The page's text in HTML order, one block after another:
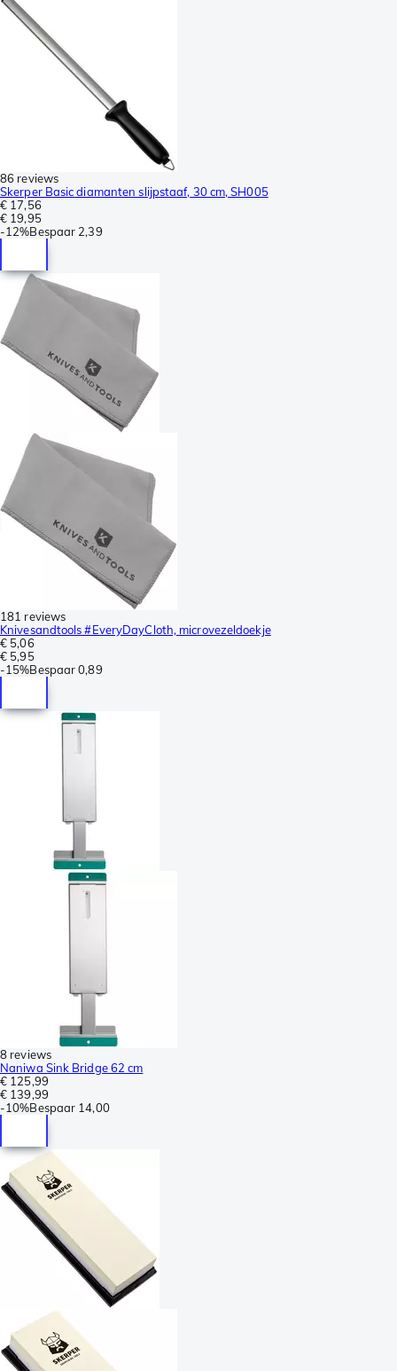
86 reviews
Skerper Basic diamanten slijpstaaf, 30 cm, SH005
€ 17,56
€ 19,95
-12%Bespaar 2,39
181 reviews
Knivesandtools #EveryDayCloth, microvezeldoekje
€ 5,06
€ 5,95
-15%Bespaar 0,89
8 reviews
Naniwa Sink Bridge 62 cm
€ 125,99
€ 139,99
-10%Bespaar 14,00